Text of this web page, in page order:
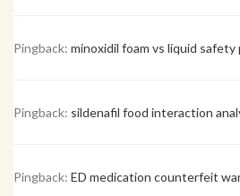
Pingback: minoxidil foam vs liquid safety
Pingback: sildenafil food interaction
Pingback: ED medication counterfeit